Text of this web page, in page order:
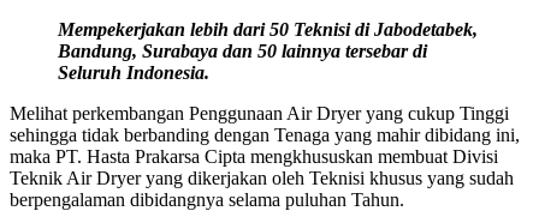
Mempekerjakan lebih dari 50 Teknisi di Jabodetabek,
Bandung, Surabaya dan 50 lainnya tersebar di
Seluruh Indonesia.
Melihat perkembangan Penggunaan Air Dryer yang cukup Tinggi
sehingga tidak berbanding dengan Tenaga yang mahir dibidang ini,
maka PT. Hasta Prakarsa Cipta mengkhususkan membuat Divisi
Teknik Air Dryer yang dikerjakan oleh Teknisi khusus yang sudah
berpengalaman dibidangnya selama puluhan Tahun.